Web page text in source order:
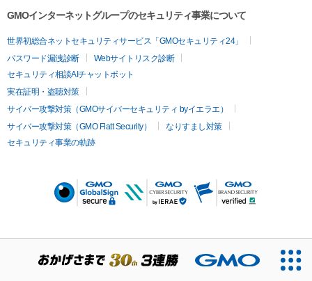
GMOインターネットグループのセキュリティ事業について
世界初総合ネットセキュリティサービス「GMOセキュリティ24」
パスワード漏洩診断
Webサイトリスク診断
セキュリティ相談AIチャットボット
実在証明・盗聴対策
サイバー攻撃対策（GMOサイバーセキュリティ byイエラエ）
サイバー攻撃対策（GMO Flatt Security）
なりすまし対策
セキュリティ事業の軌跡